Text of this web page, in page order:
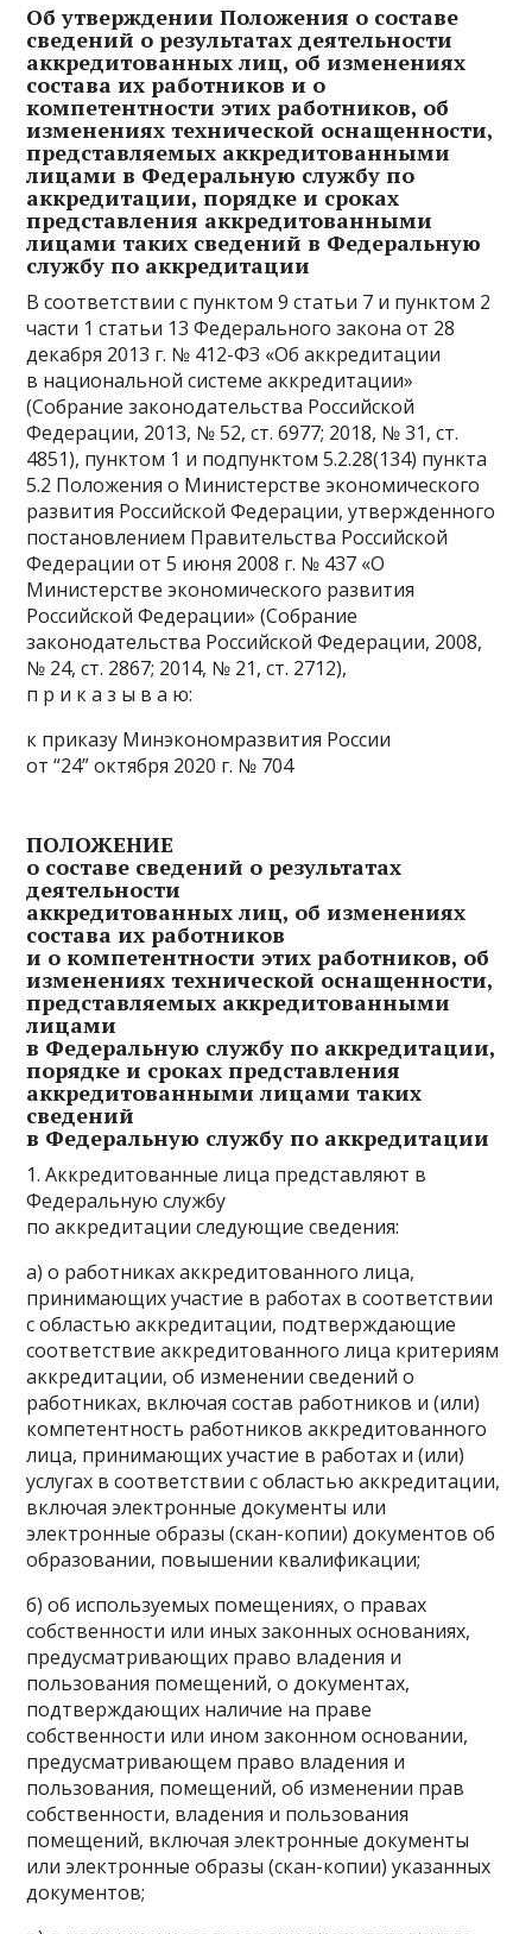
Об утверждении Положения о составе
сведений о результатах деятельности
аккредитованных лиц, об изменениях
состава их работников и о
компетентности этих работников, об
изменениях технической оснащенности,
представляемых аккредитованными
лицами в Федеральную службу по
аккредитации, порядке и сроках
представления аккредитованными
лицами таких сведений в Федеральную
службу по аккредитации
В соответствии с пунктом 9 статьи 7 и пунктом 2
части 1 статьи 13 Федерального закона от 28
декабря 2013 г. № 412-ФЗ «Об аккредитации
в национальной системе аккредитации»
(Собрание законодательства Российской
Федерации, 2013, № 52, ст. 6977; 2018, № 31, ст.
4851), пунктом 1 и подпунктом 5.2.28(134) пункта
5.2 Положения о Министерстве экономического
развития Российской Федерации, утвержденного
постановлением Правительства Российской
Федерации от 5 июня 2008 г. № 437 «О
Министерстве экономического развития
Российской Федерации» (Собрание
законодательства Российской Федерации, 2008,
№ 24, ст. 2867; 2014, № 21, ст. 2712),
п р и к а з ы в а ю:
к приказу Минэкономразвития России
от “24” октября 2020 г. № 704
ПОЛОЖЕНИЕ
о составе сведений о результатах
деятельности
аккредитованных лиц, об изменениях
состава их работников
и о компетентности этих работников, об
изменениях технической оснащенности,
представляемых аккредитованными
лицами
в Федеральную службу по аккредитации,
порядке и сроках представления
аккредитованными лицами таких
сведений
в Федеральную службу по аккредитации
1. Аккредитованные лица представляют в
Федеральную службу
по аккредитации следующие сведения:
а) о работниках аккредитованного лица,
принимающих участие в работах в соответствии
с областью аккредитации, подтверждающие
соответствие аккредитованного лица критериям
аккредитации, об изменении сведений о
работниках, включая состав работников и (или)
компетентность работников аккредитованного
лица, принимающих участие в работах и (или)
услугах в соответствии с областью аккредитации,
включая электронные документы или
электронные образы (скан-копии) документов об
образовании, повышении квалификации;
б) об используемых помещениях, о правах
собственности или иных законных основаниях,
предусматривающих право владения и
пользования помещений, о документах,
подтверждающих наличие на праве
собственности или ином законном основании,
предусматривающем право владения и
пользования, помещений, об изменении прав
собственности, владения и пользования
помещений, включая электронные документы
или электронные образы (скан-копии) указанных
документов;